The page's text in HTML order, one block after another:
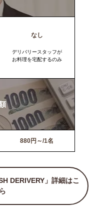
なし
デリバリースタッフが
お料理を宅配するのみ
880円～/1名
DERIVERY」詳細はこ